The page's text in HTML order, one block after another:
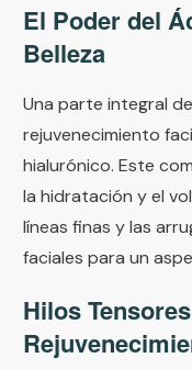
El Poder del
Belleza
Una parte integral
rejuvenecimiento
hialurónico. Este
la hidratación y el
líneas finas y las
faciales para un
Hilos